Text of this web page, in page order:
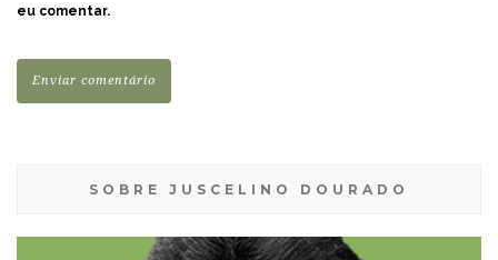
eu comentar.
SOBRE JUSCELINO DOURADO